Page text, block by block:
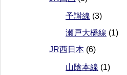
予讃線 (3)
瀬戸大橋線 (1)
JR西日本 (6)
山陰本線 (1)